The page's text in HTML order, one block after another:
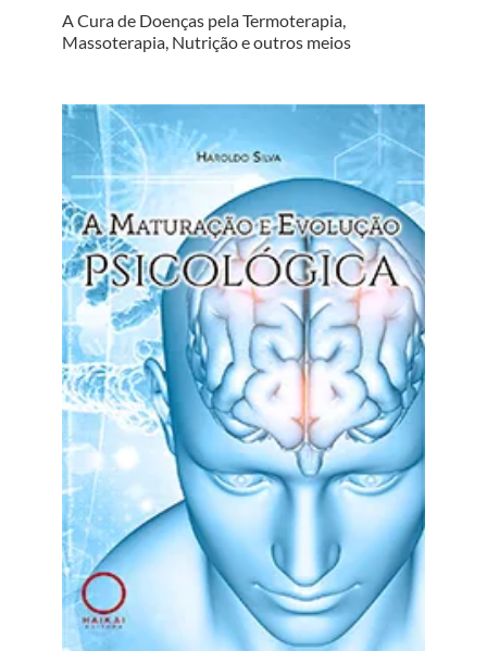
A Cura de Doenças pela Termoterapia,
Massoterapia, Nutrição e outros meios